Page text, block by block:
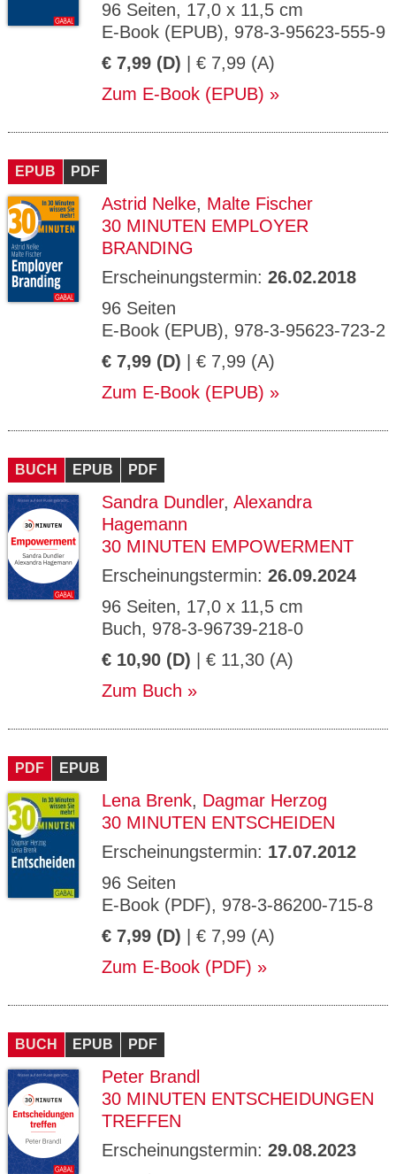
96 Seiten, 17,0 x 11,5 cm
E-Book (EPUB), 978-3-95623-555-9
€ 7,99 (D) | € 7,99 (A)
Zum E-Book (EPUB)
EPUB PDF
Astrid Nelke, Malte Fischer
30 MINUTEN EMPLOYER
BRANDING
Erscheinungstermin: 26.02.2018
96 Seiten
E-Book (EPUB), 978-3-95623-723-2
€ 7,99 (D) | € 7,99 (A)
Zum E-Book (EPUB)
BUCH EPUB PDF
Sandra Dundler, Alexandra
Hagemann
30 MINUTEN EMPOWERMENT
Erscheinungstermin: 26.09.2024
96 Seiten, 17,0 x 11,5 cm
Buch, 978-3-96739-218-0
€ 10,90 (D) | € 11,30 (A)
Zum Buch
PDF EPUB
Lena Brenk, Dagmar Herzog
30 MINUTEN ENTSCHEIDEN
Erscheinungstermin: 17.07.2012
96 Seiten
E-Book (PDF), 978-3-86200-715-8
€ 7,99 (D) | € 7,99 (A)
Zum E-Book (PDF)
BUCH EPUB PDF
Peter Brandl
30 MINUTEN ENTSCHEIDUNGEN
TREFFEN
Erscheinungstermin: 29.08.2023